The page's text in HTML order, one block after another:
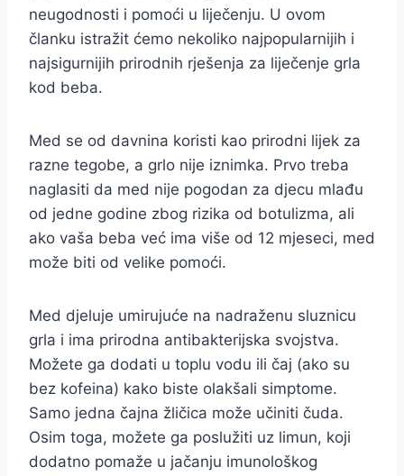
neugodnosti i pomoći u liječenju. U ovom
članku istražit ćemo nekoliko najpopularnijih i
najsigurnijih prirodnih rješenja za liječenje grla
kod beba.
Med se od davnina koristi kao prirodni lijek za
razne tegobe, a grlo nije iznimka. Prvo treba
naglasiti da med nije pogodan za djecu mlađu
od jedne godine zbog rizika od botulizma, ali
ako vaša beba već ima više od 12 mjeseci, med
može biti od velike pomoći.
Med djeluje umirujuće na nadraženu sluznicu
grla i ima prirodna antibakterijska svojstva.
Možete ga dodati u toplu vodu ili čaj (ako su
bez kofeina) kako biste olakšali simptome.
Samo jedna čajna žličica može učiniti čuda.
Osim toga, možete ga poslužiti uz limun, koji
dodatno pomaže u jačanju imunološkog